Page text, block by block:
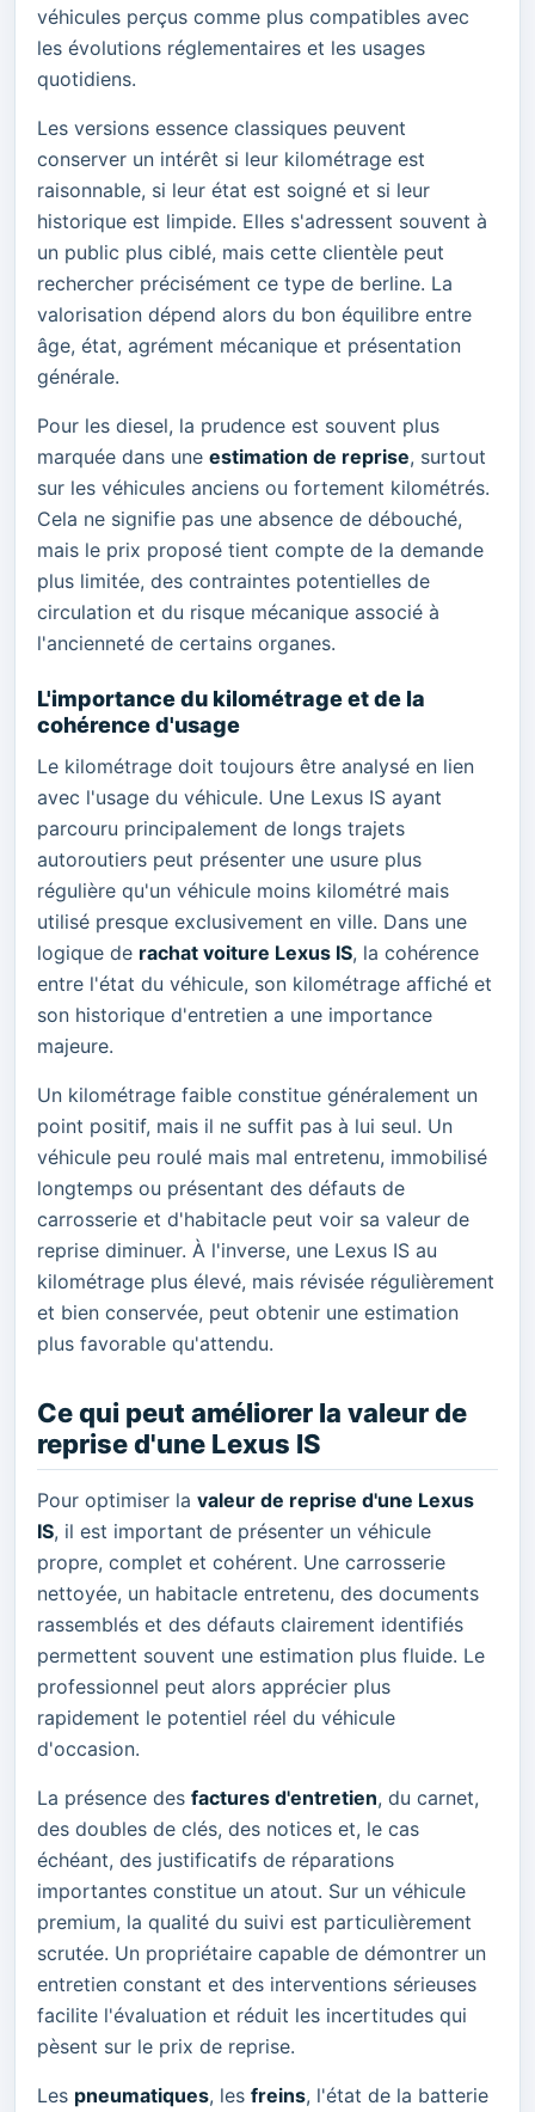
véhicules perçus comme plus compatibles avec
les évolutions réglementaires et les usages
quotidiens.
Les versions essence classiques peuvent
conserver un intérêt si leur kilométrage est
raisonnable, si leur état est soigné et si leur
historique est limpide. Elles s'adressent souvent à
un public plus ciblé, mais cette clientèle peut
rechercher précisément ce type de berline. La
valorisation dépend alors du bon équilibre entre
âge, état, agrément mécanique et présentation
générale.
Pour les diesel, la prudence est souvent plus
marquée dans une estimation de reprise, surtout
sur les véhicules anciens ou fortement kilométrés.
Cela ne signifie pas une absence de débouché,
mais le prix proposé tient compte de la demande
plus limitée, des contraintes potentielles de
circulation et du risque mécanique associé à
l'ancienneté de certains organes.
L'importance du kilométrage et de la
cohérence d'usage
Le kilométrage doit toujours être analysé en lien
avec l'usage du véhicule. Une Lexus IS ayant
parcouru principalement de longs trajets
autoroutiers peut présenter une usure plus
régulière qu'un véhicule moins kilométré mais
utilisé presque exclusivement en ville. Dans une
logique de rachat voiture Lexus IS, la cohérence
entre l'état du véhicule, son kilométrage affiché et
son historique d'entretien a une importance
majeure.
Un kilométrage faible constitue généralement un
point positif, mais il ne suffit pas à lui seul. Un
véhicule peu roulé mais mal entretenu, immobilisé
longtemps ou présentant des défauts de
carrosserie et d'habitacle peut voir sa valeur de
reprise diminuer. À l'inverse, une Lexus IS au
kilométrage plus élevé, mais révisée régulièrement
et bien conservée, peut obtenir une estimation
plus favorable qu'attendu.
Ce qui peut améliorer la valeur de
reprise d'une Lexus IS
Pour optimiser la valeur de reprise d'une Lexus
IS, il est important de présenter un véhicule
propre, complet et cohérent. Une carrosserie
nettoyée, un habitacle entretenu, des documents
rassemblés et des défauts clairement identifiés
permettent souvent une estimation plus fluide. Le
professionnel peut alors apprécier plus
rapidement le potentiel réel du véhicule
d'occasion.
La présence des factures d'entretien, du carnet,
des doubles de clés, des notices et, le cas
échéant, des justificatifs de réparations
importantes constitue un atout. Sur un véhicule
premium, la qualité du suivi est particulièrement
scrutée. Un propriétaire capable de démontrer un
entretien constant et des interventions sérieuses
facilite l'évaluation et réduit les incertitudes qui
pèsent sur le prix de reprise.
Les pneumatiques, les freins, l'état de la batterie